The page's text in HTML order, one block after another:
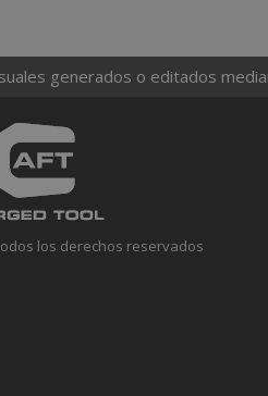
generados o editados
los derechos reservados